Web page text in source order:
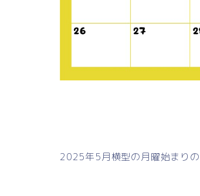
2025年5月横型の月曜始まり